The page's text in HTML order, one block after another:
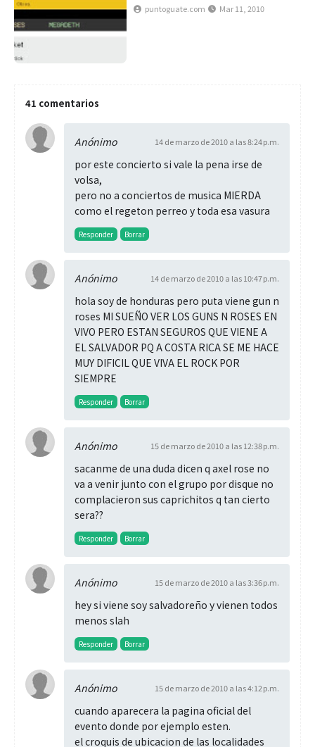
puntoguate.com Mar 11, 2010
41 comentarios
Anónimo 14 de marzo de 2010 a las 8:24 p.m.
por este concierto si vale la pena irse de
volsa,
pero no a conciertos de musica MIERDA
como el regeton perreo y toda esa vasura
Responder Borrar
Anónimo 14 de marzo de 2010 a las 10:47 p.m.
hola soy de honduras pero puta viene gun n
roses MI SUEÑO VER LOS GUNS N ROSES EN
VIVO PERO ESTAN SEGUROS QUE VIENE A
EL SALVADOR PQ A COSTA RICA SE ME HACE
MUY DIFICIL QUE VIVA EL ROCK POR
SIEMPRE
Responder Borrar
Anónimo 15 de marzo de 2010 a las 12:38 p.m.
sacanme de una duda dicen q axel rose no
va a venir junto con el grupo por disque no
complacieron sus caprichitos q tan cierto
sera??
Responder Borrar
Anónimo 15 de marzo de 2010 a las 3:36 p.m.
hey si viene soy salvadoreño y vienen todos
menos slah
Responder Borrar
Anónimo 15 de marzo de 2010 a las 4:12 p.m.
cuando aparecera la pagina oficial del
evento donde por ejemplo esten.
el croquis de ubicacion de las localidades